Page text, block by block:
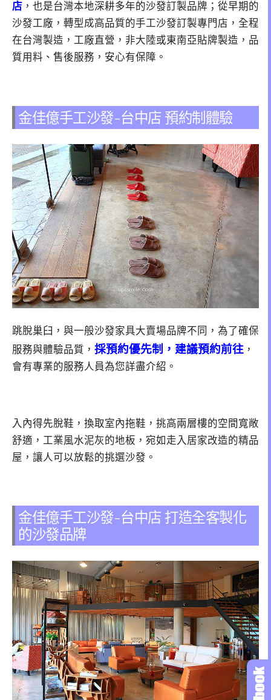
店 ，也是台灣本地深耕多年的沙發訂製品牌；從早期的
沙發工廠，轉型成高品質的手工沙發訂製專門店，全程
在台灣製造，工廠直營，非大陸或東南亞貼牌製造，品
質用料、售後服務，安心有保障。
金佳億手工沙發-台中店 預約制體驗
跳脫巢臼，與一般沙發家具大賣場品牌不同，為了確保
服務與體驗品質， 採預約優先制，建議預約前往 ，
會有專業的服務人員為您詳盡介紹。
入內得先脫鞋，換取室內拖鞋，挑高兩層樓的空間寬敞
舒適，工業風水泥灰的地板，宛如走入居家改造的精品
屋，讓人可以放鬆的挑選沙發。
金佳億手工沙發-台中店 打造全客製化
的沙發品牌